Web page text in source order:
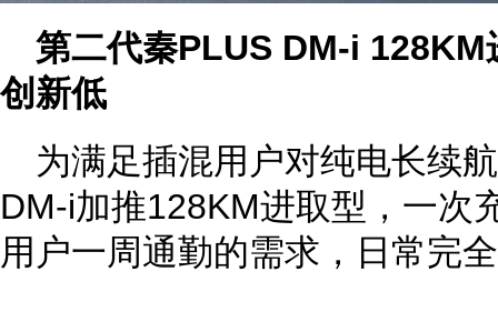
第二代秦PLUS DM-i
创新低
为满足插混用户对纯电长续
DM-i加推128KM进取型，一次
用户一周通勤的需求，日常完